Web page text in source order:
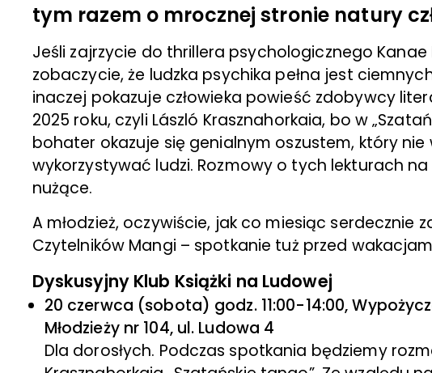
tym razem o mrocznej stronie natury
Jeśli zajrzycie do thrillera psychologicznego Kanae
zobaczycie, że ludzka psychika pełna jest
inaczej pokazuje człowieka powieść zdobywcy
2025 roku, czyli László Krasznahorkaia, bo w
bohater okazuje się genialnym oszustem, który nie
wykorzystywać ludzi. Rozmowy o tych lekturach
nużące.
A młodzież, oczywiście, jak co miesiąc serdecznie
Czytelników Mangi – spotkanie tuż przed
Dyskusyjny Klub Książki na Ludowej
20 czerwca (sobota) godz. 11:00-14:00,
Młodzieży nr 104, ul. Ludowa 4
Dla dorosłych. Podczas spotkania będziemy